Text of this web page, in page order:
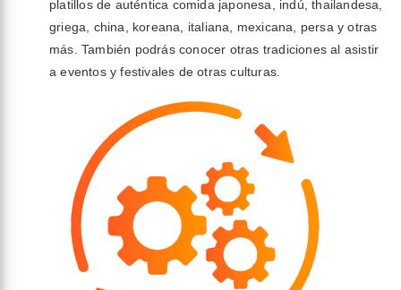
platillos de auténtica comida japonesa, indú, thailandesa,
griega, china, koreana, italiana, mexicana, persa y otras
más. También podrás conocer otras tradiciones al asistir
a eventos y festivales de otras culturas.